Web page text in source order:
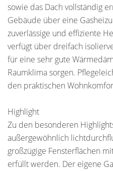
sowie das Dach vollständig
Gebäude über eine
zuverlässige und effiziente
verfügt über dreifach
für eine sehr gute
Raumklima sorgen.
den praktischen
Highlight
Zu den besonderen
außergewöhnlich
großzügige Fensterflächen
erfüllt werden. Der eigene